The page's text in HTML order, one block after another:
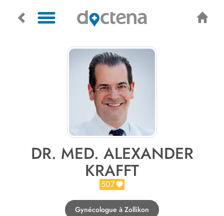
DR. MED. ALEXANDER
KRAFFT
507
Gynécologue à Zollikon